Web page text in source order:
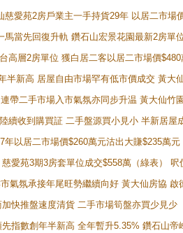
愛苑2房戶業主一手持貨29年 以居二市場
當先回復升軌 鑽石山宏景花園最新2房單
高層2房單位 獲白居二客以居二市場價
半新高 居屋自由市場罕有低市價成交 黃大
帶二手市場入市氣氛亦同步升温 黃大仙竹
續收到購買証 二手盤源買小見小 半新居
年以居二市場價$260萬元沽出大賺$235萬元
愛苑3期3房套單位成交$558萬（綠表）
氣氛承接年尾旺勢繼續向好 黃大仙房協
快推盤速度清貨 二手市場筍盤亦買少見
指數創年半新高 全年暫升5.35% 鑽石山帝